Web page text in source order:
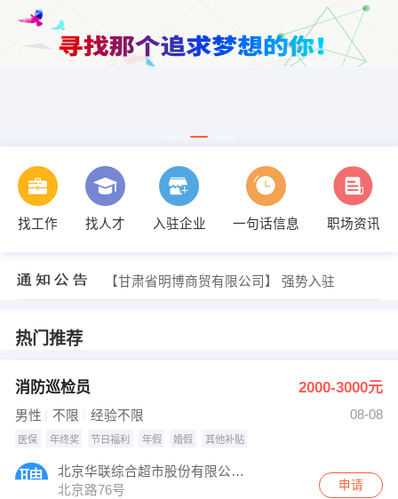
找工作 找人才 入驻企业 一句话信息 职场资讯
发布 [采掘工/综采工/综掘工 ] 招聘信息
【甘肃省明博商贸有限公司】 强势入驻
【甘肃中工国际招投标有限公司】 强势入驻
热门推荐
消防巡检员 2000-3000元
男性 不限 经验不限 08-08
医保 年终奖 节日福利 年假 婚假 其他补贴
北京华联综合超市股份有限公司白银分公司
北京路76号
申请